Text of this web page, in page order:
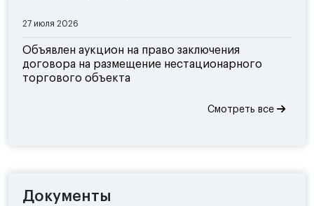
27 июля 2026
Объявлен аукцион на право заключения
договора на размещение нестационарного
торгового объекта
Смотреть все
Документы